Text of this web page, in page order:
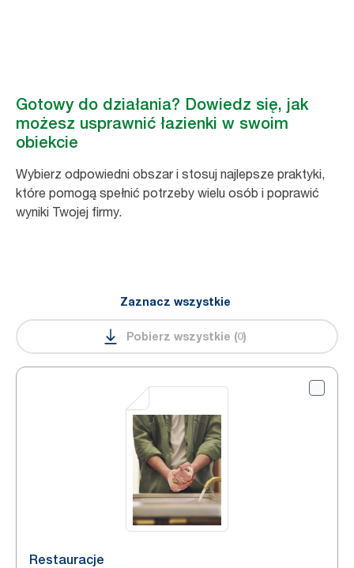
Gotowy do działania? Dowiedz się, jak
możesz usprawnić łazienki w swoim
obiekcie
Wybierz odpowiedni obszar i stosuj najlepsze praktyki,
które pomogą spełnić potrzeby wielu osób i poprawić
wyniki Twojej firmy.
Zaznacz wszystkie
Pobierz wszystkie (0)
Restauracje